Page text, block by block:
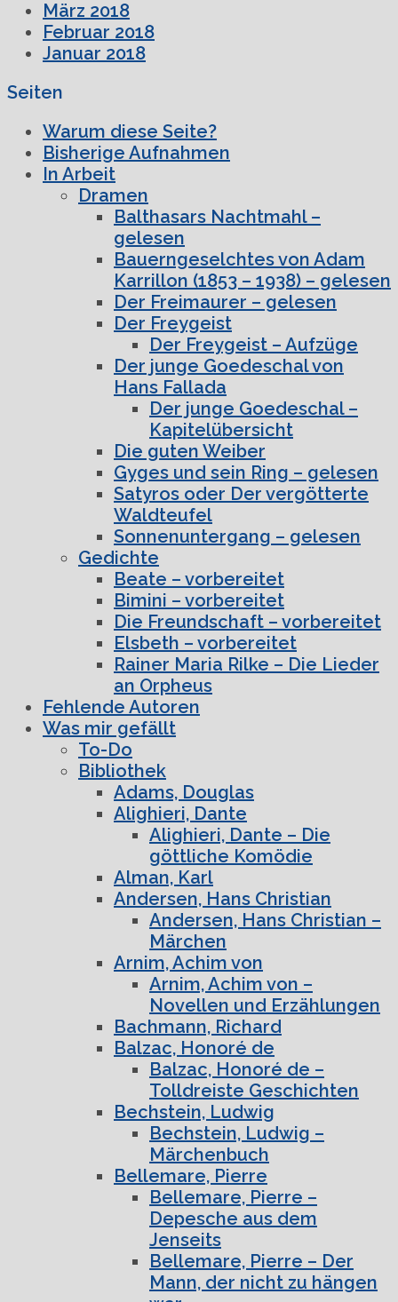
März 2018
Februar 2018
Januar 2018
Seiten
Warum diese Seite?
Bisherige Aufnahmen
In Arbeit
Dramen
Balthasars Nachtmahl –
gelesen
Bauerngeselchtes von Adam
Karrillon (1853 – 1938) – gelesen
Der Freimaurer – gelesen
Der Freygeist
Der Freygeist – Aufzüge
Der junge Goedeschal von
Hans Fallada
Der junge Goedeschal –
Kapitelübersicht
Die guten Weiber
Gyges und sein Ring – gelesen
Satyros oder Der vergötterte
Waldteufel
Sonnenuntergang – gelesen
Gedichte
Beate – vorbereitet
Bimini – vorbereitet
Die Freundschaft – vorbereitet
Elsbeth – vorbereitet
Rainer Maria Rilke – Die Lieder
an Orpheus
Fehlende Autoren
Was mir gefällt
To-Do
Bibliothek
Adams, Douglas
Alighieri, Dante
Alighieri, Dante – Die
göttliche Komödie
Alman, Karl
Andersen, Hans Christian
Andersen, Hans Christian –
Märchen
Arnim, Achim von
Arnim, Achim von –
Novellen und Erzählungen
Bachmann, Richard
Balzac, Honoré de
Balzac, Honoré de –
Tolldreiste Geschichten
Bechstein, Ludwig
Bechstein, Ludwig –
Märchenbuch
Bellemare, Pierre
Bellemare, Pierre –
Depesche aus dem
Jenseits
Bellemare, Pierre – Der
Mann, der nicht zu hängen